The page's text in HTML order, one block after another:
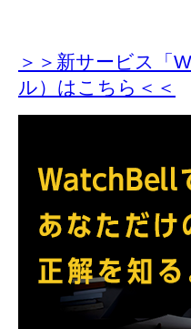
＞＞新サービス「
ル）はこちら＜＜